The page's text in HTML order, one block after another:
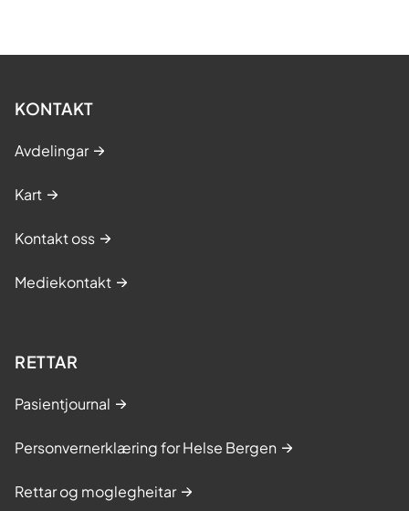
KONTAKT
Avdelingar
Kart
Kontakt oss
Mediekontakt
RETTAR
Pasientjournal
Personvernerklæring for Helse Bergen
Rettar og moglegheitar